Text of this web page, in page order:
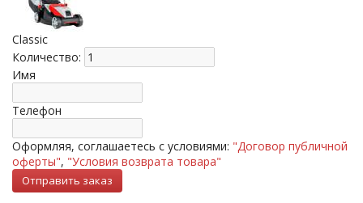
Classic
Количество:
Имя
Телефон
Оформляя, соглашаетесь с условиями: "Договор публичной
оферты", "Условия возврата товара"